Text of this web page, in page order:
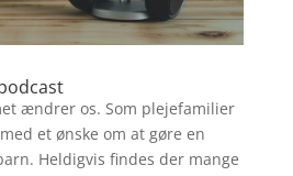
ændrer os. Som plejefamilier
et ønske om at gøre en
Heldigvis findes der mange